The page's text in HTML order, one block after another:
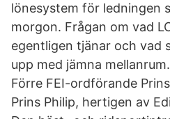
lönesystem för ledningen
morgon. Frågan om vad
egentligen tjänar och vad
upp med jämna
Förre FEI-ordförande
Prins Philip, hertigen av